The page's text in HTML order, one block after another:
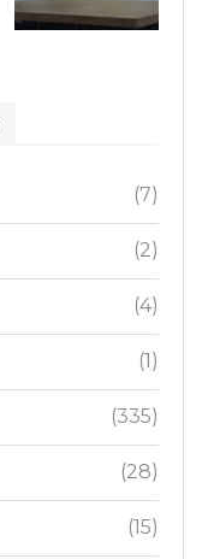
(7)
(2)
(4)
(1)
(335)
(28)
(15)